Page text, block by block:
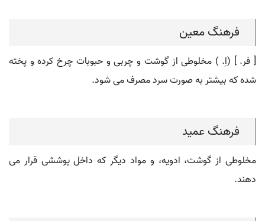
فرهنگ معین
[ فر. ] (اِ. ) مخلوطی از گوشت و چربی و حبوبات چرخ کرده و پخته
شده که بیشتر به صورت سرد مصرف می شود.
فرهنگ عمید
مخلوطی از گوشت، ادویه، و مواد دیگر که داخل پوششی قرار می
دهند.